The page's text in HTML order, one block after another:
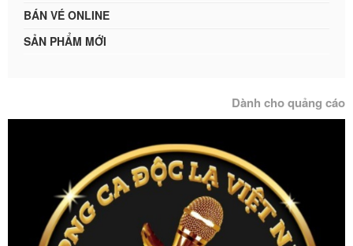
BÁN VÉ ONLINE
SẢN PHẨM MỚI
Dành cho quảng cáo